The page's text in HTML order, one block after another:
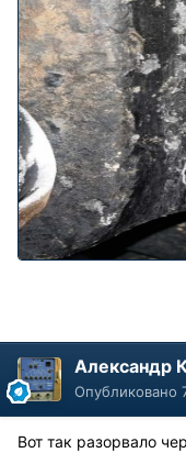
Александр
Опубликовано
Вот так разорвало